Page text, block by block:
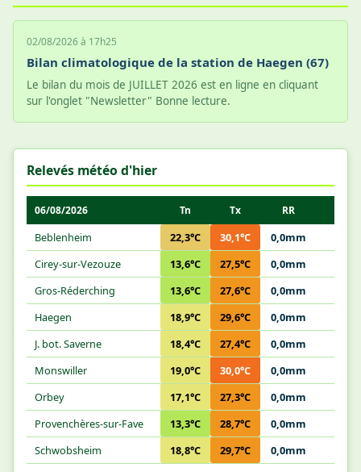
02/08/2026 à 17h25
Bilan climatologique de la station de Haegen (67)
Le bilan du mois de JUILLET 2026 est en ligne en cliquant
sur l'onglet "Newsletter" Bonne lecture.
Relevés météo d'hier
06/08/2026 Tn Tx RR
Beblenheim 22,3°C 30,1°C
0,0mm
Cirey-sur-Vezouze
13,6°C 27,5°C
0,0mm
Gros-Réderching
13,6°C 27,6°C
0,0mm
Haegen
18,9°C 29,6°C
0,0mm
J. bot. Saverne
18,4°C 27,4°C
0,0mm
Monswiller
19,0°C 30,0°C
0,0mm
Orbey
17,1°C 27,3°C
0,0mm
Provenchères-sur-Fave
13,3°C 28,7°C
0,0mm
Schwobsheim
18,8°C 29,7°C 0,0mm